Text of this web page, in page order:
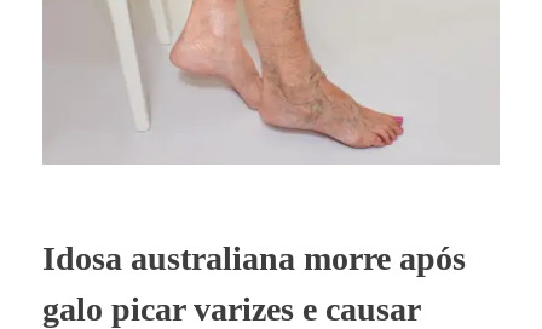
Idosa australiana morre após
galo picar varizes e causar